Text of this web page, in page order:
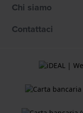
Chi siamo
Contattaci